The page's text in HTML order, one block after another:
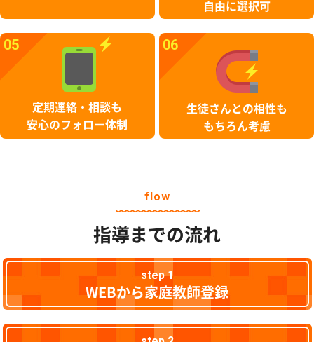
自由に選択可
05
定期連絡・相談も
安心のフォロー体制
06
生徒さんとの相性も
もちろん考慮
flow
指導までの流れ
step 1
WEBから家庭教師登録